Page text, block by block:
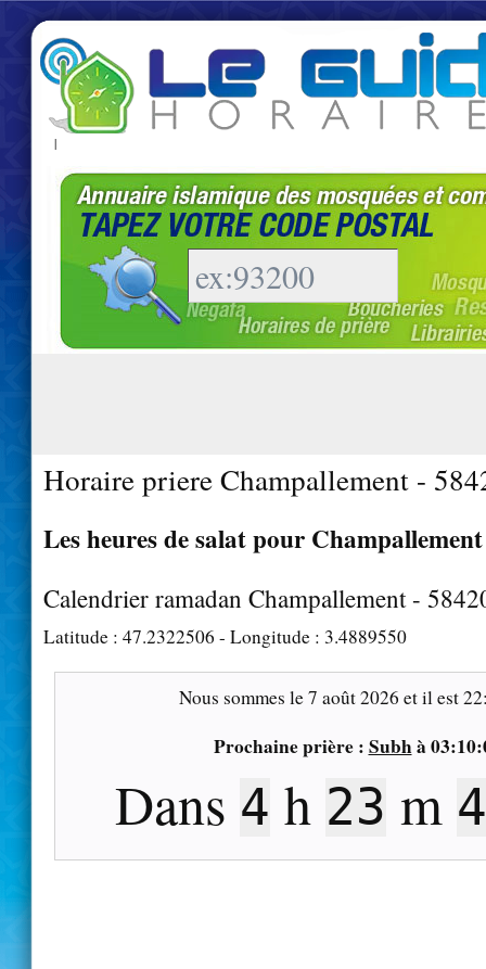
|
Horaire priere Champallement -
Les heures de salat pour
Calendrier ramadan Champallement -
Latitude : 47.2322506 - Longitude : 3.4889550
Nous sommes le7 août 2026 et il est
Prochaine prière : Subhà
Dans 4 h 23 m